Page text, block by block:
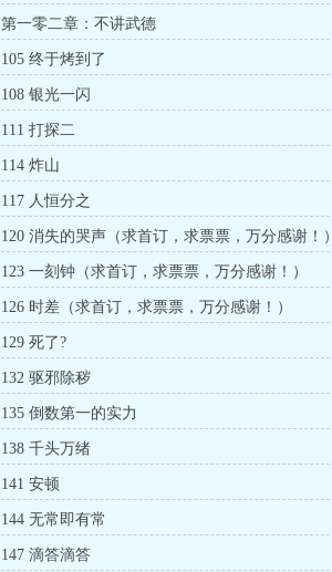
第一零二章：不讲武德
105 终于烤到了
108 银光一闪
111 打探二
114 炸山
117 人恒分之
120 消失的哭声（求首订，求票票，万分感谢！）
123 一刻钟（求首订，求票票，万分感谢！）
126 时差（求首订，求票票，万分感谢！）
129 死了?
132 驱邪除秽
135 倒数第一的实力
138 千头万绪
141 安顿
144 无常即有常
147 滴答滴答